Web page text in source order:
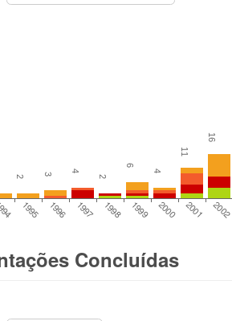
2 3
4
2
6
4
11
16
1995 1996 1997 1998 1999 2000 2001
Concluídas